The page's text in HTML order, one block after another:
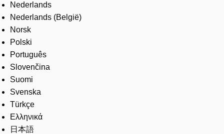
Nederlands
Nederlands (België)
Norsk
Polski
Português
Slovenčina
Suomi
Svenska
Türkçe
Ελληνικά
日本語